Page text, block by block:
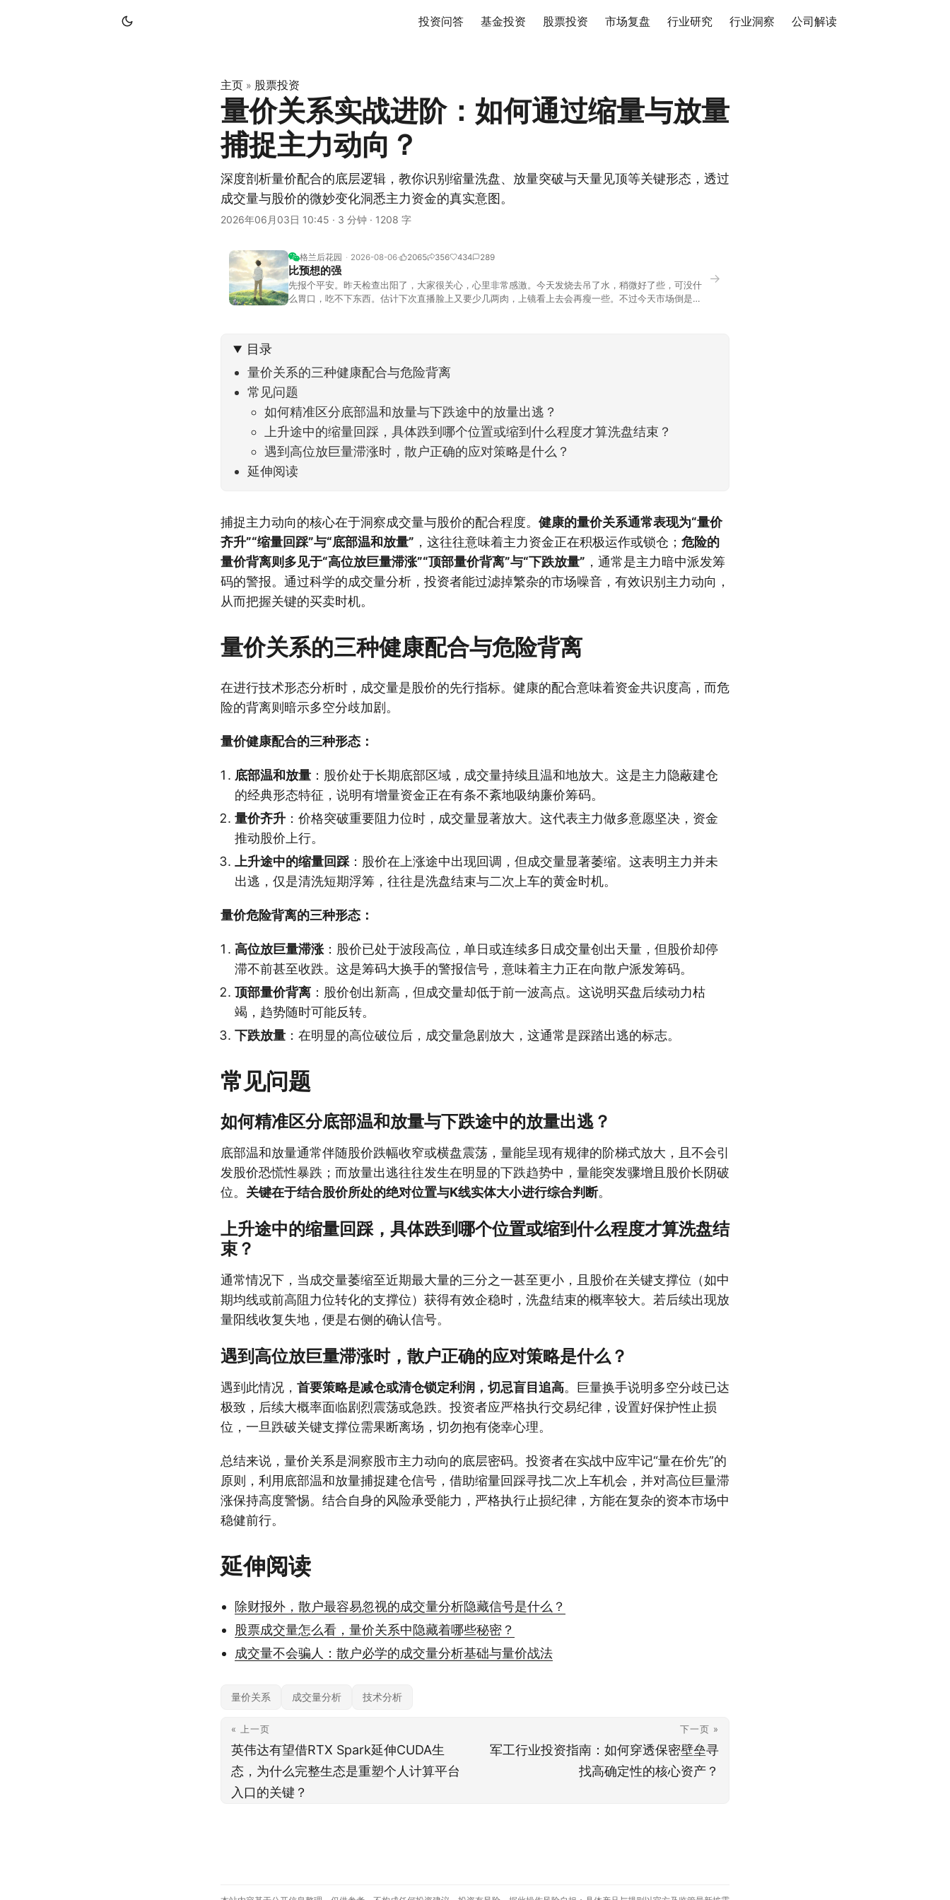
投资问答 基金投资 股票投资 市场复盘 行业研究 行业洞察 公司解读
主页 » 股票投资
量价关系实战进阶：如何通过缩量与放量
捕捉主力动向？
深度剖析量价配合的底层逻辑，教你识别缩量洗盘、放量突破与天量见顶等关键形态，透过
成交量与股价的微妙变化洞悉主力资金的真实意图。
2026年06月03日 10:45 · 3 分钟 · 1208 字
格兰后花园 2026-08-06 2065 356 434 289
比预想的强
先报个平安。昨天检查出阳了，大家很关心，心里非常感激。今天发烧去吊了水，稍微好了些，可没什
么胃口，吃不下东西。估计下次直播脸上又要少几两肉，上镜看上去会再瘦一些。不过今天市场倒是蛮
→
目录
量价关系的三种健康配合与危险背离
常见问题
如何精准区分底部温和放量与下跌途中的放量出逃？
上升途中的缩量回踩，具体跌到哪个位置或缩到什么程度才算洗盘结束？
遇到高位放巨量滞涨时，散户正确的应对策略是什么？
延伸阅读
捕捉主力动向的核心在于洞察成交量与股价的配合程度。 健康的量价关系通常表现为“量价
齐升”“缩量回踩”与“底部温和放量” ，这往往意味着主力资金正在积极运作或锁仓； 危险的
量价背离则多见于“高位放巨量滞涨”“顶部量价背离”与“下跌放量” ，通常是主力暗中派发筹
码的警报。通过科学的成交量分析，投资者能过滤掉繁杂的市场噪音，有效识别主力动向，
从而把握关键的买卖时机。
量价关系的三种健康配合与危险背离
在进行技术形态分析时，成交量是股价的先行指标。健康的配合意味着资金共识度高，而危
险的背离则暗示多空分歧加剧。
量价健康配合的三种形态：
底部温和放量 ：股价处于长期底部区域，成交量持续且温和地放大。这是主力隐蔽建仓
的经典形态特征，说明有增量资金正在有条不紊地吸纳廉价筹码。
量价齐升 ：价格突破重要阻力位时，成交量显著放大。这代表主力做多意愿坚决，资金
推动股价上行。
上升途中的缩量回踩 ：股价在上涨途中出现回调，但成交量显著萎缩。这表明主力并未
出逃，仅是清洗短期浮筹，往往是洗盘结束与二次上车的黄金时机。
量价危险背离的三种形态：
高位放巨量滞涨 ：股价已处于波段高位，单日或连续多日成交量创出天量，但股价却停
滞不前甚至收跌。这是筹码大换手的警报信号，意味着主力正在向散户派发筹码。
顶部量价背离 ：股价创出新高，但成交量却低于前一波高点。这说明买盘后续动力枯
竭，趋势随时可能反转。
下跌放量 ：在明显的高位破位后，成交量急剧放大，这通常是踩踏出逃的标志。
常见问题
如何精准区分底部温和放量与下跌途中的放量出逃？
底部温和放量通常伴随股价跌幅收窄或横盘震荡，量能呈现有规律的阶梯式放大，且不会引
发股价恐慌性暴跌；而放量出逃往往发生在明显的下跌趋势中，量能突发骤增且股价长阴破
位。 关键在于结合股价所处的绝对位置与K线实体大小进行综合判断。
上升途中的缩量回踩，具体跌到哪个位置或缩到什么程度才算洗盘结
束？
通常情况下，当成交量萎缩至近期最大量的三分之一甚至更小，且股价在关键支撑位（如中
期均线或前高阻力位转化的支撑位）获得有效企稳时，洗盘结束的概率较大。若后续出现放
量阳线收复失地，便是右侧的确认信号。
遇到高位放巨量滞涨时，散户正确的应对策略是什么？
遇到此情况， 首要策略是减仓或清仓锁定利润，切忌盲目追高。巨量换手说明多空分歧已达
极致，后续大概率面临剧烈震荡或急跌。投资者应严格执行交易纪律，设置好保护性止损
位，一旦跌破关键支撑位需果断离场，切勿抱有侥幸心理。
总结来说，量价关系是洞察股市主力动向的底层密码。投资者在实战中应牢记“量在价先”的
原则，利用底部温和放量捕捉建仓信号，借助缩量回踩寻找二次上车机会，并对高位巨量滞
涨保持高度警惕。结合自身的风险承受能力，严格执行止损纪律，方能在复杂的资本市场中
稳健前行。
延伸阅读
除财报外，散户最容易忽视的成交量分析隐藏信号是什么？
股票成交量怎么看，量价关系中隐藏着哪些秘密？
成交量不会骗人：散户必学的成交量分析基础与量价战法
量价关系 成交量分析 技术分析
« 上一页
英伟达有望借RTX Spark延伸CUDA生
态，为什么完整生态是重塑个人计算平台
入口的关键？
下一页 »
军工行业投资指南：如何穿透保密壁垒寻
找高确定性的核心资产？